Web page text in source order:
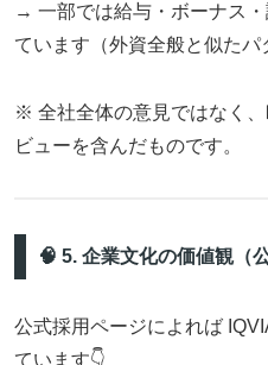
→ 一部では給与・ボーナス
ています（外資全般と似たパ
※ 全社全体の意見ではなく
ビューを含んだものです。
🧠 5. 企業文化の価値観（公
公式採用ページによれば
ています👇